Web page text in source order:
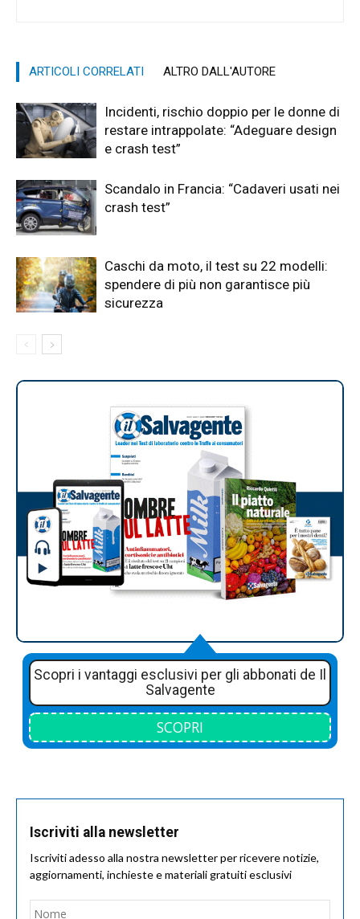
ARTICOLI CORRELATI ALTRO DALL'AUTORE
Incidenti, rischio doppio per le donne di
restare intrappolate: “Adeguare design
e crash test”
Scandalo in Francia: “Cadaveri usati nei
crash test”
Caschi da moto, il test su 22 modelli:
spendere di più non garantisce più
sicurezza
Scopri i vantaggi esclusivi per gli abbonati de Il
Salvagente
SCOPRI
Iscriviti alla newsletter
Iscriviti adesso alla nostra newsletter per ricevere notizie,
aggiornamenti, inchieste e materiali gratuiti esclusivi
Nome